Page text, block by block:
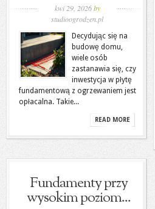
kwi 29, 2026by
studioogrodzen.pl
Decydując się na
budowę domu,
wiele osób
zastanawia się, czy
inwestycja w płytę
fundamentową z ogrzewaniem jest
opłacalna. Takie...
READ MORE
Fundamenty przy
wysokim poziom...